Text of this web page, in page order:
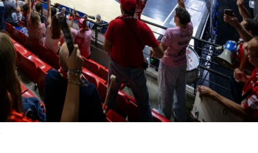
–
Hebdo25